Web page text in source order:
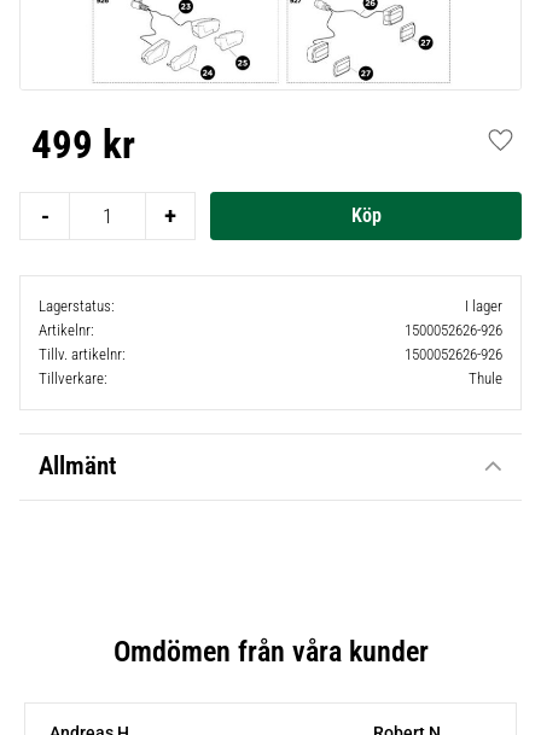
499 kr
+
-
Lagerstatus
I lager
Artikelnr
1500052626-926
Tillv. artikelnr
1500052626-926
Tillverkare
Thule
Allmänt